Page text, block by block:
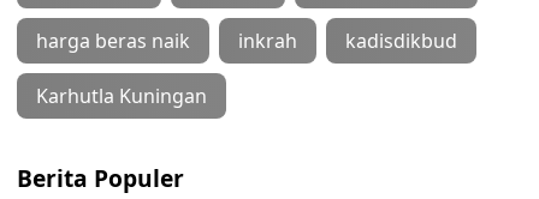
harga beras naik inkrah kadisdikbud
Karhutla Kuningan
Berita Populer